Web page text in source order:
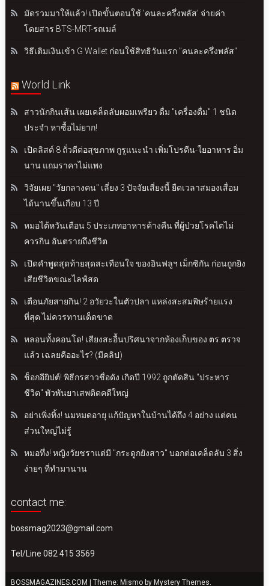
มัดรวมมาให้แล้ว! เปิดขั้นตอนใช้ 'คนละครึ่งพลัส' จ่ายค่า
โดยสาร BTS-MRT-รถเมล์
วิธีเติมเงินเข้า G Wallet ก่อนใช้สิทธิวันแรก "คนละครึ่งพลัส"
World Link
สาวนักกินเส้น เผยเคล็ดลับผอมเพรียว ดื่ม "เครื่องดื่ม" 1 ชนิด
ประจำ หาซื้อไม่ยาก!
เปิดลิสต์ 8 ถั่วดีต่อสุขภาพ กูรูแนะนำ เพิ่มโปรตีน-ใยอาหาร อิ่ม
นาน แถมราคาไม่แพง
วิจัยเผย "วัยกลางคน" เลี่ยง 3 ปัจจัยเสี่ยงนี้ ยืดเวลาสมองเสื่อม
ได้นานขึ้นเกือบ 13 ปี
หมอไต้หวันเตือน 5 ประเภทอาหารค้างคืน ที่ผู้ป่วยโรคไตไม่
ควรกิน อันตรายถึงชีวิต
เปิดคำพูดสุดท้ายสุดสะเทือนใจ ของอินฟลูฯ เม็กซิกัน ก่อนถูกยิง
เสียชีวิตขณะไลฟ์สด
เตือนภัยสายกิน! 2 อวัยวะในตัวปลา แหล่งสะสมพิษร้ายแรง
ที่สุด ไม่ควรทานเด็ดขาด
หลอนทั้งคอนโด! เสียงสะอื้นปริศนาจากห้องเก็บของ ตร.ตรวจ
แล้ว เฉลยคืออะไร? (มีคลิป)
ช็อกอียิปต์! พิธีกรสาวชื่อดัง เกิดปี 1992 ถูกตัดสิน "ประหาร
ชีวิต" พัวพันยาเสพติดคดีใหญ่
อย่าเพิ่งทิ้ง! นมหมดอายุ แก้ปัญหาในบ้านได้ถึง 4 อย่าง แต่คน
ส่วนใหญ่ไม่รู้
หมอทึ่ง! หญิงวัยชราแต่มี "กระดูกยังสาว" บอกต่อเคล็ดลับ 3 สิ่ง
ง่ายๆ ที่ทำมานาน
contact me:
bossmag2023@gmail.com
Tel/Line 082 415 3569
BOSSMAGAZINES.COM Theme: Mismo by Mystery Themes.